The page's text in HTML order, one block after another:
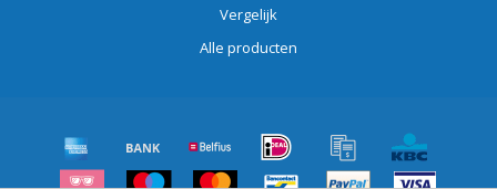
Vergelijk
Alle producten